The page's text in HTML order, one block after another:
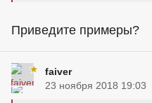
Приведите примеры?
faiver
23 ноября 2018 19:03